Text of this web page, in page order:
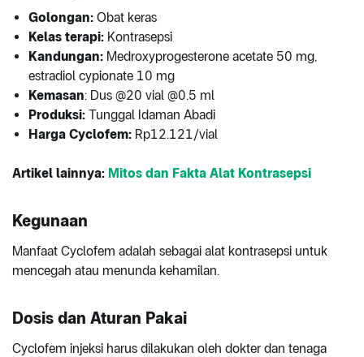
Golongan: Obat keras
Kelas terapi: Kontrasepsi
Kandungan: Medroxyprogesterone acetate 50 mg,
estradiol cypionate 10 mg
Kemasan: Dus @20 vial @0.5 ml
Produksi: Tunggal Idaman Abadi
Harga Cyclofem: Rp12.121/vial
Artikel lainnya: Mitos dan Fakta Alat Kontrasepsi
Kegunaan
Manfaat Cyclofem adalah sebagai alat kontrasepsi untuk
mencegah atau menunda kehamilan.
Dosis dan Aturan Pakai
Cyclofem injeksi harus dilakukan oleh dokter dan tenaga